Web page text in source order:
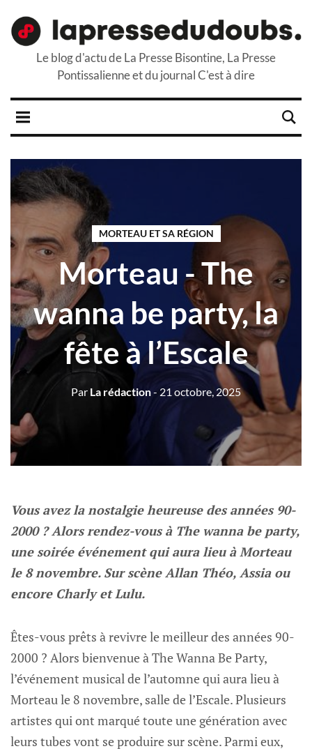
Le blog d'actu de La Presse Bisontine, La Presse
Pontissalienne et du journal C'est à dire
MORTEAU ET SA RÉGION
Morteau - The
wanna be party, la
fête à l’Escale
Par La rédaction- 21 octobre, 2025
Vous avez la nostalgie heureuse des années 90-
2000 ? Alors rendez-vous à The wanna be party,
une soirée événement qui aura lieu à Morteau
le 8 novembre. Sur scène Allan Théo, Assia ou
encore Charly et Lulu.
Êtes-vous prêts à revivre le meilleur des années 90-
2000 ? Alors bienvenue à The Wanna Be Party,
l’événement musical de l’automne qui aura lieu à
Morteau le 8 novembre, salle de l’Escale. Plusieurs
artistes qui ont marqué toute une génération avec
leurs tubes vont se produire sur scène. Parmi eux,